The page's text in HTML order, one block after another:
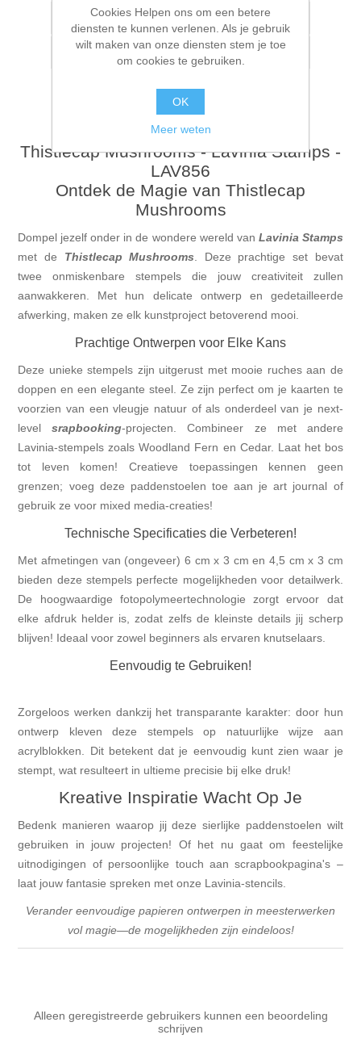
Vergelijk product
E-mail een vriend
Thistlecap Mushrooms - Lavinia Stamps -
LAV856
Ontdek de Magie van Thistlecap
Mushrooms
Dompel jezelf onder in de wondere wereld van Lavinia Stamps
met de Thistlecap Mushrooms. Deze prachtige set bevat
twee onmiskenbare stempels die jouw creativiteit zullen
aanwakkeren. Met hun delicate ontwerp en gedetailleerde
afwerking, maken ze elk kunstproject betoverend mooi.
Prachtige Ontwerpen voor Elke Kans
Deze unieke stempels zijn uitgerust met mooie ruches aan de
doppen en een elegante steel. Ze zijn perfect om je kaarten te
voorzien van een vleugje natuur of als onderdeel van je next-
levelsrapbooking-projecten. Combineer ze met andere
Lavinia-stempels zoals Woodland Fern en Cedar. Laat het bos
tot leven komen! Creatieve toepassingen kennen geen
grenzen; voeg deze paddenstoelen toe aan je art journal of
gebruik ze voor mixed media-creaties!
Technische Specificaties die Verbeteren!
Met afmetingen van (ongeveer) 6 cm x 3 cm en 4,5 cm x 3 cm
bieden deze stempels perfecte mogelijkheden voor detailwerk.
De hoogwaardige fotopolymeertechnologie zorgt ervoor dat
elke afdruk helder is, zodat zelfs de kleinste details jij scherp
blijven! Ideaal voor zowel beginners als ervaren knutselaars.
Eenvoudig te Gebruiken!
Zorgeloos werken dankzij het transparante karakter: door hun
ontwerp kleven deze stempels op natuurlijke wijze aan
acrylblokken. Dit betekent dat je eenvoudig kunt zien waar je
stempt, wat resulteert in ultieme precisie bij elke druk!
Kreative Inspiratie Wacht Op Je
Bedenk manieren waarop jij deze sierlijke paddenstoelen wilt
gebruiken in jouw projecten! Of het nu gaat om feestelijke
uitnodigingen of persoonlijke touch aan scrapbookpagina's –
laat jouw fantasie spreken met onze Lavinia-stencils.
Verander eenvoudige papieren ontwerpen in meesterwerken
vol magie—de mogelijkheden zijn eindeloos!
Alleen geregistreerde gebruikers kunnen een beoordeling
schrijven
Cookies Helpen ons om een betere
diensten te kunnen verlenen. Als je gebruik
wilt maken van onze diensten stem je toe
om cookies te gebruiken.
OK
Meer weten